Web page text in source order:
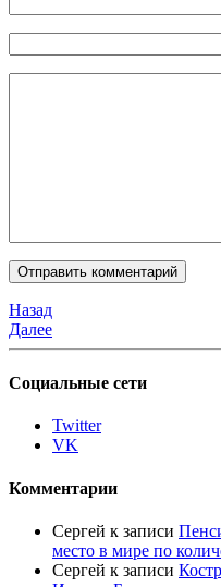
Назад
Далее
Социальные сети
Twitter
VK
Комментарии
Сергей к записи
место в мире по
Сергей к записи